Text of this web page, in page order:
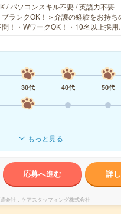
/ パソコンスキル不要 / 英語力不要
ブランクOK！＞介護の経験をお持ち
問！・WワークOK！・10名以上採
30代 40代 50代
もっと見る
応募へ進む 詳
会社 ケアスタッフィング株式会社